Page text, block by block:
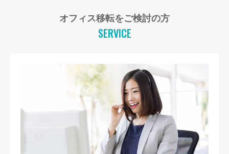
オフィス移転をご検討の方
SERVICE